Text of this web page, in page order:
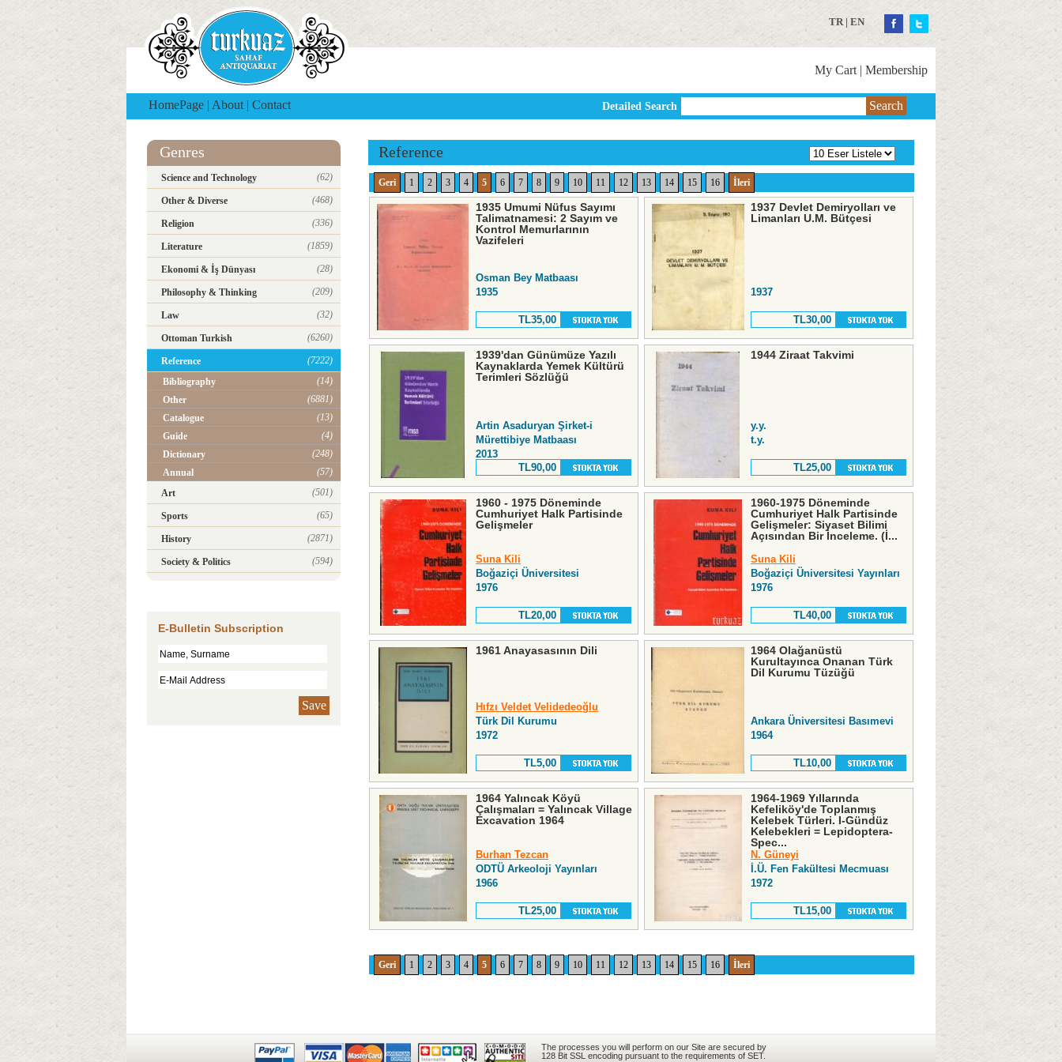
TR| EN
My Cart | Membership
HomePage | About | Contact Detailed Search Search
Genres
Science and Technology (62)
Other & Diverse (468)
Religion (336)
Literature (1859)
Ekonomi & İş Dünyası (28)
Philosophy & Thinking (209)
Law (32)
Ottoman Turkish (6260)
Reference
(7222)
Bibliography
(14)
Other
(6881)
Catalogue
(13)
Guide
(4)
Dictionary
(248)
Annual
(57)
Art
(501)
Sports (65)
History (2871)
Society & Politics (594)
E-Bulletin Subscription
Save
Reference
Geri 1 2 3 4 5 6 7 8 9 10 11 12 13 14 15 16 İleri
1935 Umumi Nüfus Sayımı
Talimatnamesi: 2 Sayım ve
Kontrol Memurlarının
Vazifeleri
Osman Bey Matbaası
1935
TL35,00
1937 Devlet Demiryolları ve
Limanları U.M. Bütçesi
1937
TL30,00
1939'dan Günümüze Yazılı
Kaynaklarda Yemek Kültürü
Terimleri Sözlüğü
Artin Asaduryan Şirket-i
Mürettibiye Matbaası
2013
TL90,00
1944 Ziraat Takvimi
y.y.
t.y.
TL25,00
1960 - 1975 Döneminde
Cumhuriyet Halk Partisinde
Gelişmeler
Suna Kili
Boğaziçi Üniversitesi
1976
TL20,00
1960-1975 Döneminde
Cumhuriyet Halk Partisinde
Gelişmeler: Siyaset Bilimi
Açısından Bir İnceleme. (İ...
Suna Kili
Boğaziçi Üniversitesi Yayınları
1976
TL40,00
1961 Anayasasının Dili
Hıfzı Veldet Velidedeoğlu
Türk Dil Kurumu
1972
TL5,00
1964 Olağanüstü
Kurultayınca Onanan Türk
Dil Kurumu Tüzüğü
Ankara Üniversitesi Basımevi
1964
TL10,00
1964 Yalıncak Köyü
Çalışmaları = Yalıncak Village
Excavation 1964
Burhan Tezcan
ODTÜ Arkeoloji Yayınları
1966
TL25,00
1964-1969 Yıllarında
Kefeliköy'de Toplanmış
Kelebek Türleri. I-Gündüz
Kelebekleri = Lepidoptera-
Spec...
N. Güneyi
İ.Ü. Fen Fakültesi Mecmuası
1972
TL15,00
Geri 1 2 3 4 5 6 7 8 9 10 11 12 13 14 15 16 İleri
The processes you will perform on our Site are secured by
128 Bit SSL encoding pursuant to the requirements of SET.